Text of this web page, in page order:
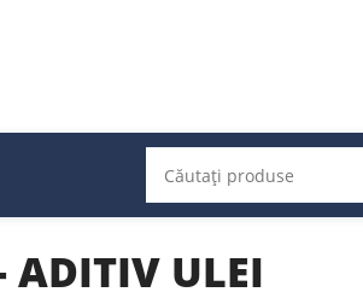
ADITIV ULEI